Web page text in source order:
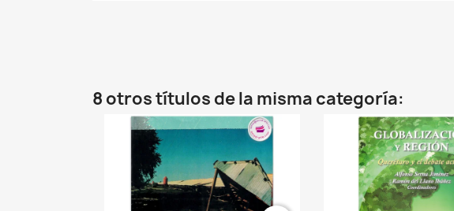
8 otros títulos de la misma categoría: